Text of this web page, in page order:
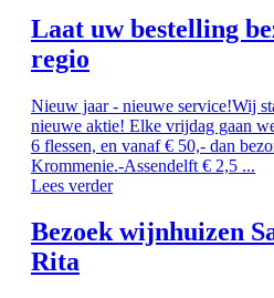
Laat uw bestelling
regio
Nieuw jaar - nieuwe service!Wij
nieuwe aktie! Elke vrijdag gaan
6 flessen, en vanaf € 50,- dan
Krommenie.-Assendelft € 2,5 ...
Lees verder
Bezoek wijnhuizen
Rita